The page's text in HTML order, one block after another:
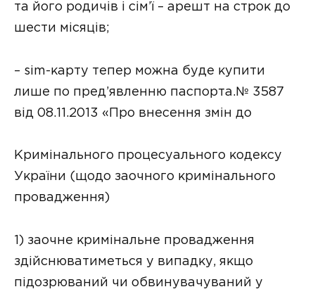
та його родичів і сім’ї – арешт на строк до
шести місяців;
– sim-карту тепер можна буде купити
лише по пред’явленню паспорта.№ 3587
від 08.11.2013 «Про внесення змін до
Кримінального процесуального кодексу
України (щодо заочного кримінального
провадження)
1) заочне кримінальне провадження
здійснюватиметься у випадку, якщо
підозрюваний чи обвинувачуваний у